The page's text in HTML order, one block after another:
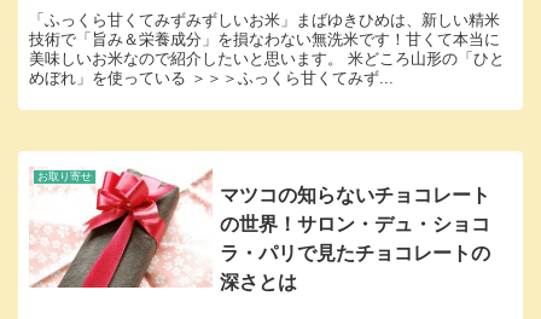
「ふっくら甘くてみずみずしいお米」まばゆきひめは、新しい精米
技術で「旨み＆栄養成分」を損なわない無洗米です！甘くて本当に
美味しいお米なので紹介したいと思います。 米どころ山形の「ひと
めぼれ」を使っている ＞＞＞ふっくら甘くてみず...
お取り寄せ
マツコの知らないチョコレート
の世界！サロン・デュ・ショコ
ラ・パリで見たチョコレートの
深さとは